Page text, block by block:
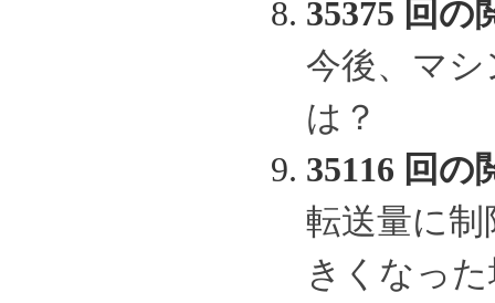
35375 回の
今後、マ
は？
35116 回の
転送量に
きくなっ